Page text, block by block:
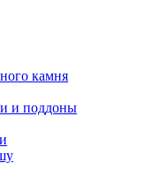
камня
и поддоны